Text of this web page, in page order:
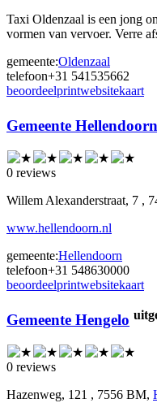
Taxi Oldenzaal is een jong
vormen van vervoer. Verre
gemeente:Oldenzaal
telefoon+31 541535662
beoordeelprintwebsitekaart
Gemeente Hellendoorn
0 reviews
Willem Alexanderstraat, 7 ,
www.hellendoorn.nl
gemeente:Hellendoorn
telefoon+31 548630000
beoordeelprintwebsitekaart
Gemeente Hengelo
0 reviews
Hazenweg, 121 , 7556 BM,